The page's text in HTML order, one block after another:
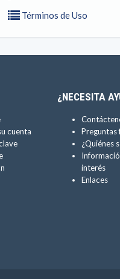
Términos de Uso
cuenta
¿NECESITA
Preguntas
¿Quiénes
interés
Enlaces